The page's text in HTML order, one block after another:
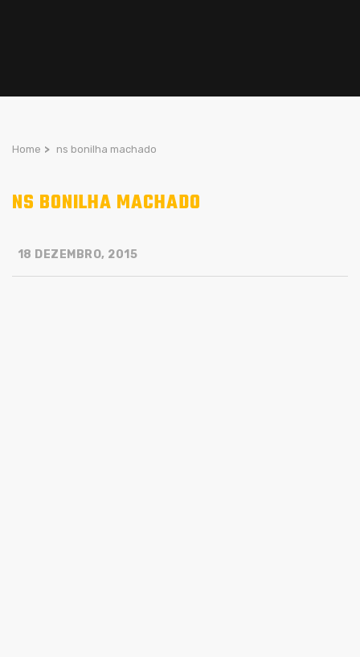
Home > ns bonilha machado
NS BONILHA MACHADO
18 DEZEMBRO, 2015